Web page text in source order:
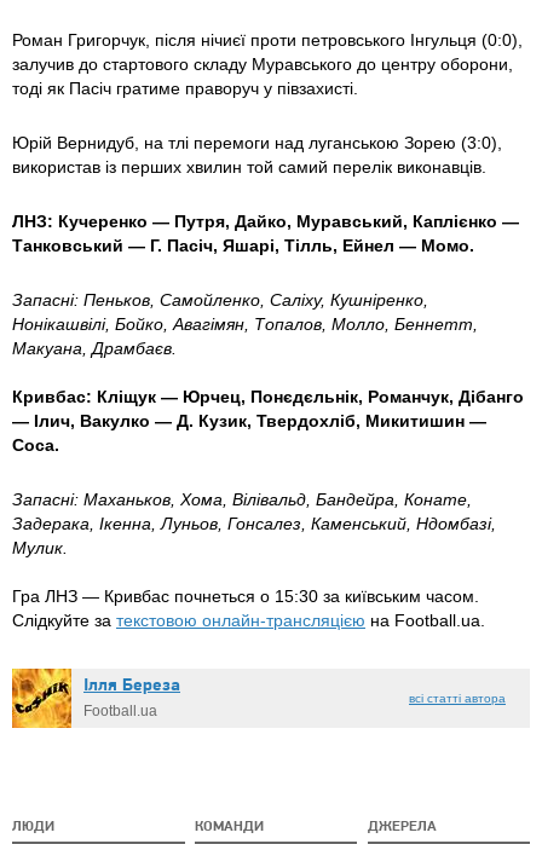
Роман Григорчук, після нічиєї проти петровського Інгульця (0:0),
залучив до стартового складу Муравського до центру оборони,
тоді як Пасіч гратиме праворуч у півзахисті.
Юрій Вернидуб, на тлі перемоги над луганською Зорею (3:0),
використав із перших хвилин той самий перелік виконавців.
ЛНЗ: Кучеренко — Путря, Дайко, Муравський, Каплієнко —
Танковський — Г. Пасіч, Яшарі, Тілль, Ейнел — Момо.
Запасні: Пеньков, Самойленко, Саліху, Кушніренко,
Нонікашвілі, Бойко, Авагімян, Топалов, Молло, Беннетт,
Макуана, Драмбаєв.
Кривбас: Кліщук — Юрчец, Понєдєльнік, Романчук, Дібанго
— Ілич, Вакулко — Д. Кузик, Твердохліб, Микитишин —
Соса.
Запасні: Маханьков, Хома, Вілівальд, Бандейра, Конате,
Задерака, Ікенна, Луньов, Гонсалез, Каменський, Ндомбазі,
Мулик.
Гра ЛНЗ — Кривбас почнеться о 15:30 за київським часом.
Слідкуйте за текстовою онлайн-трансляцією на Football.ua.
Ілля Береза
Football.ua
всі статті автора
ЛЮДИ КОМАНДИ ДЖЕРЕЛА